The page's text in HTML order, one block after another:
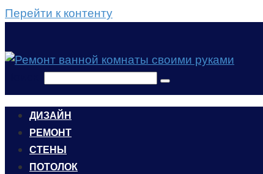
Перейти к контенту
ДИЗАЙН
РЕМОНТ
СТЕНЫ
ПОТОЛОК